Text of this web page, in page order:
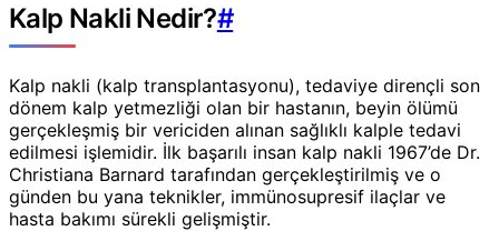
Kalp Nakli Nedir?#
Kalp nakli (kalp transplantasyonu), tedaviye dirençli son
dönem kalp yetmezliği olan bir hastanın, beyin ölümü
gerçekleşmiş bir vericiden alınan sağlıklı kalple tedavi
edilmesi işlemidir. İlk başarılı insan kalp nakli 1967’de Dr.
Christiana Barnard tarafından gerçekleştirilmiş ve o
günden bu yana teknikler, immünosupresif ilaçlar ve
hasta bakımı sürekli gelişmiştir.